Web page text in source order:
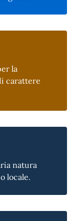
la
carattere
natura
locale.